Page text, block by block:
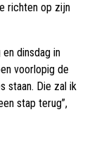
richten op zijn
en dinsdag in
voorlopig de
staan. Die zal ik
stap terug”,